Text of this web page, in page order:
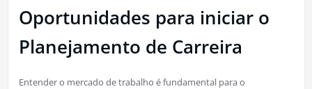
Oportunidades para iniciar o
Planejamento de Carreira
Entender o mercado de trabalho é fundamental para o